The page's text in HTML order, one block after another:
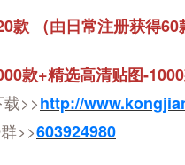
款 （由日常注册获得60
款+精选高清贴图-
>>http://
>>603924980